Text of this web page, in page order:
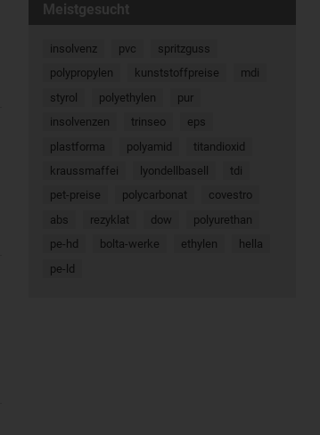
Meistgesucht
insolvenz pvc
spritzguss
polypropylen
kunststoffpreise
mdi
styrol
polyethylen
pur
insolvenzen
trinseo
eps
plastforma
polyamid
titandioxid
kraussmaffei
lyondellbasell
tdi
pet-preise
polycarbonat
covestro
abs
rezyklat dow
polyurethan
pe-hd
bolta-werke ethylen
hella
pe-ld